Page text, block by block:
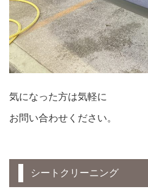
気になった方は気軽に
お問い合わせください。
シートクリーニング